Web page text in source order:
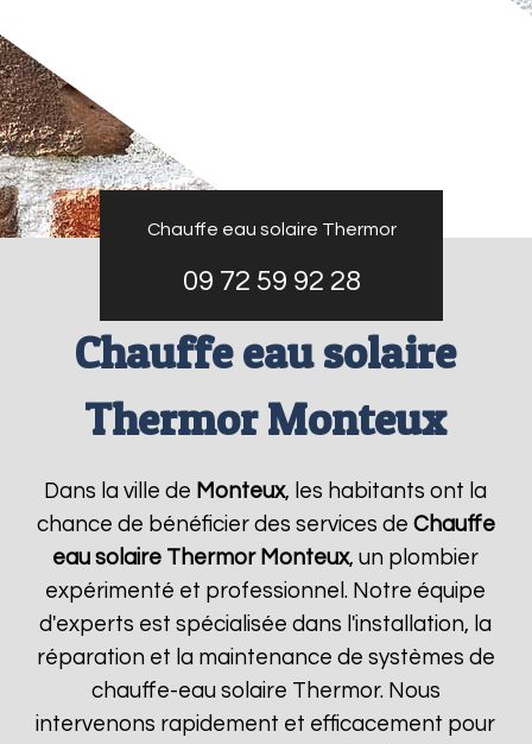
Chauffe eau solaire Thermor
09 72 59 92 28
Chauffe eau solaire
Thermor Monteux
Dans la ville de Monteux, les habitants ont la
chance de bénéficier des services de Chauffe
eau solaire Thermor Monteux, un plombier
expérimenté et professionnel. Notre équipe
d'experts est spécialisée dans l'installation, la
réparation et la maintenance de systèmes de
chauffe-eau solaire Thermor. Nous
intervenons rapidement et efficacement pour